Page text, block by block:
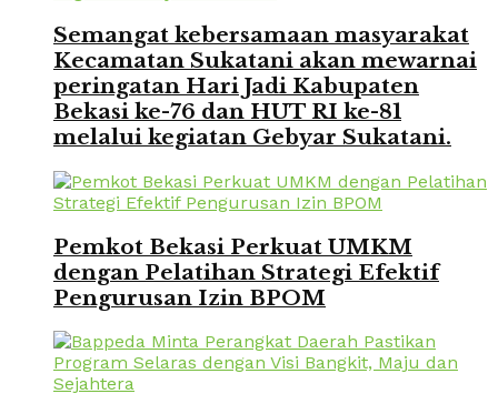
Semangat kebersamaan masyarakat
Kecamatan Sukatani akan mewarnai
peringatan Hari Jadi Kabupaten
Bekasi ke-76 dan HUT RI ke-81
melalui kegiatan Gebyar Sukatani.
Pemkot Bekasi Perkuat UMKM
dengan Pelatihan Strategi Efektif
Pengurusan Izin BPOM